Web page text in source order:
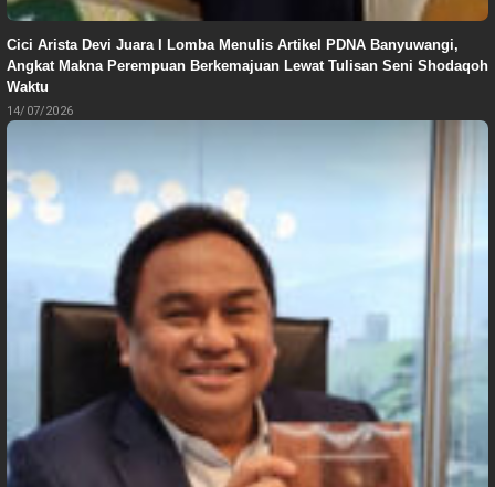
Cici Arista Devi Juara I Lomba Menulis Artikel PDNA Banyuwangi,
Angkat Makna Perempuan Berkemajuan Lewat Tulisan Seni Shodaqoh
Waktu
14/07/2026